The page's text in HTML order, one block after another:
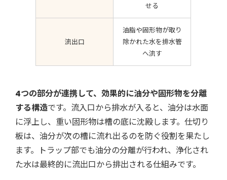
せる
流出口
油脂や固形物が取り
除かれた水を排水管
へ流す
4つの部分が連携して、効果的に油分や固形物を分離
する構造です。流入口から排水が入ると、油分は水面
に浮上し、重い固形物は槽の底に沈殿します。仕切り
板は、油分が次の槽に流れ出るのを防ぐ役割を果たし
ます。トラップ部でも油分の分離が行われ、浄化され
た水は最終的に流出口から排出される仕組みです。